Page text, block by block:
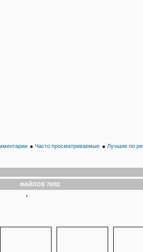
● Часто просматриваемые ● Лучшие по
ФАЙЛОВ 78/82